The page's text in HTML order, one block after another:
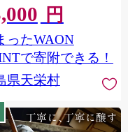
円
ったWAON
で寄附できる！
県天栄村